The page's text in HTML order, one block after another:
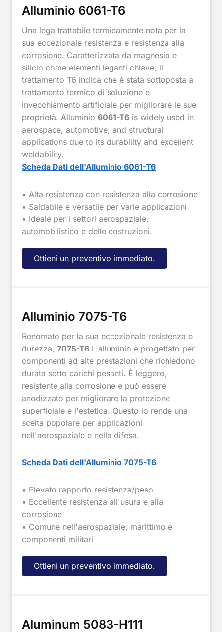
Alluminio 6061-T6
Una lega trattabile termicamente nota per la
sua eccezionale resistenza e resistenza alla
corrosione. Caratterizzata da magnesio e
silicio come elementi leganti chiave, il
trattamento T6 indica che è stata sottoposta a
trattamento termico di soluzione e
invecchiamento artificiale per migliorare le sue
proprietà. Alluminio 6061-T6 is widely used in
aerospace, automotive, and structural
applications due to its durability and excellent
weldability.
Scheda Dati dell'Alluminio 6061-T6
• Alta resistenza con resistenza alla corrosione
• Saldabile e versatile per varie applicazioni
• Ideale per i settori aerospaziale,
automobilistico e delle costruzioni.
Ottieni un preventivo immediato.
Alluminio 7075-T6
Renomato per la sua eccezionale resistenza e
durezza, 7075-T6 L'alluminio è progettato per
componenti ad alte prestazioni che richiedono
durata sotto carichi pesanti. È leggero,
resistente alla corrosione e può essere
anodizzato per migliorare la protezione
superficiale e l'estetica. Questo lo rende una
scelta popolare per applicazioni
nell'aerospaziale e nella difesa.
Scheda Dati dell'Alluminio 7075-T6
• Elevato rapporto resistenza/peso
• Eccellente resistenza all'usura e alla
corrosione
• Comune nell'aerospaziale, marittimo e
componenti militari
Ottieni un preventivo immediato.
Aluminum 5083-H111